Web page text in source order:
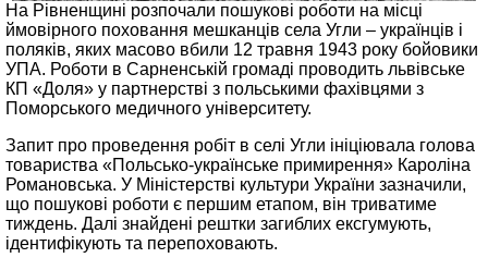
На Рівненщині розпочали пошукові роботи на місці
ймовірного поховання мешканців села Угли – українців і
поляків, яких масово вбили 12 травня 1943 року бойовики
УПА. Роботи в Сарненській громаді проводить львівське
КП «Доля» у партнерстві з польськими фахівцями з
Поморського медичного університету.
Запит про проведення робіт в селі Угли ініціювала голова
товариства «Польсько-українське примирення» Кароліна
Романовська. У Міністерстві культури України зазначили,
що пошукові роботи є першим етапом, він триватиме
тиждень. Далі знайдені рештки загиблих ексгумують,
ідентифікують та перепоховають.